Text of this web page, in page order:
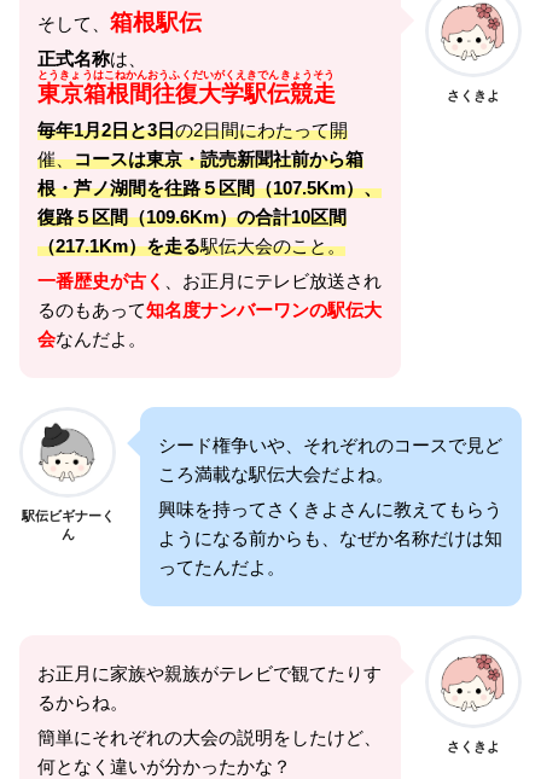
そして、 箱根駅伝
正式名称は、
東京箱根間往復大学駅伝競走
とうきょうはこねかんおうふくだいがくえきでんきょうそう
毎年1月2日と3日の2日間にわたって開
催、コースは東京・読売新聞社前から箱
根・芦ノ湖間を往路５区間（107.5Km）、
復路５区間（109.6Km）の合計10区間
（217.1Km）を走る駅伝大会のこと。
一番歴史が古く
、お正月にテレビ放送され
るのもあって知名度ナンバーワンの駅伝大
会なんだよ。
さくきよ
駅伝ビギナーく
ん
シード権争いや、それぞれのコースで見ど
ころ満載な駅伝大会だよね。
興味を持ってさくきよさんに教えてもらう
ようになる前からも、なぜか名称だけは知
ってたんだよ。
お正月に家族や親族がテレビで観てたりす
るからね。
簡単にそれぞれの大会の説明をしたけど、
何となく違いが分かったかな？
さくきよ